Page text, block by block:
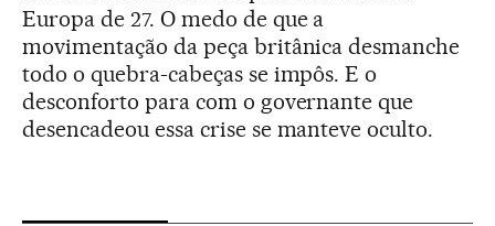
Europa de 27. O medo de que a
movimentação da peça britânica desmanche
todo o quebra-cabeças se impôs. E o
desconforto para com o governante que
desencadeou essa crise se manteve oculto.